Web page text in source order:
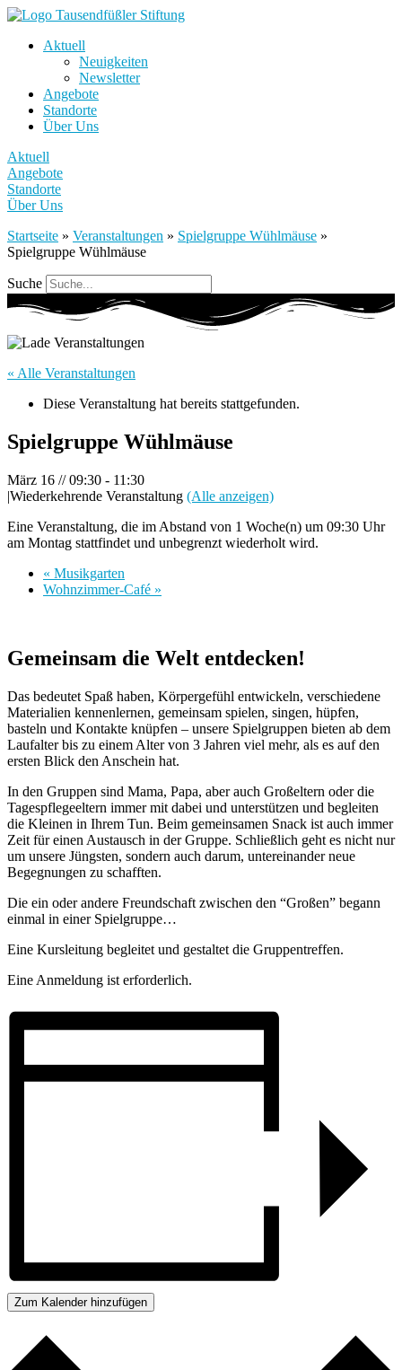
Aktuell
Neuigkeiten
Newsletter
Angebote
Standorte
Über Uns
Aktuell
Angebote
Standorte
Über Uns
Startseite » Veranstaltungen » Spielgruppe Wühlmäuse »
Spielgruppe Wühlmäuse
Suche
« Alle Veranstaltungen
Diese Veranstaltung hat bereits stattgefunden.
Spielgruppe Wühlmäuse
März 16 // 09:30 - 11:30
|Wiederkehrende Veranstaltung (Alle anzeigen)
Eine Veranstaltung, die im Abstand von 1 Woche(n) um 09:30 Uhr
am Montag stattfindet und unbegrenzt wiederholt wird.
« Musikgarten
Wohnzimmer-Café »
Gemeinsam die Welt entdecken!
Das bedeutet Spaß haben, Körpergefühl entwickeln, verschiedene
Materialien kennenlernen, gemeinsam spielen, singen, hüpfen,
basteln und Kontakte knüpfen – unsere Spielgruppen bieten ab dem
Laufalter bis zu einem Alter von 3 Jahren viel mehr, als es auf den
ersten Blick den Anschein hat.
In den Gruppen sind Mama, Papa, aber auch Großeltern oder die
Tagespflegeeltern immer mit dabei und unterstützen und begleiten
die Kleinen in Ihrem Tun. Beim gemeinsamen Snack ist auch immer
Zeit für einen Austausch in der Gruppe. Schließlich geht es nicht nur
um unsere Jüngsten, sondern auch darum, untereinander neue
Begegnungen zu schafften.
Die ein oder andere Freundschaft zwischen den “Großen” begann
einmal in einer Spielgruppe…
Eine Kursleitung begleitet und gestaltet die Gruppentreffen.
Eine Anmeldung ist erforderlich.
Zum Kalender hinzufügen